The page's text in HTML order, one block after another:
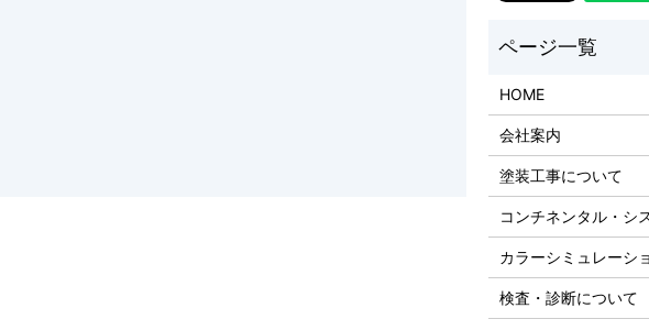
HOME
会社案内
塗装工事について
コンチネンタル・シ
カラーシミュレーシ
検査・診断について